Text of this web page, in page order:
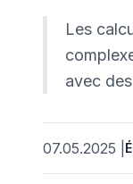
Les
avec
07.05.2025